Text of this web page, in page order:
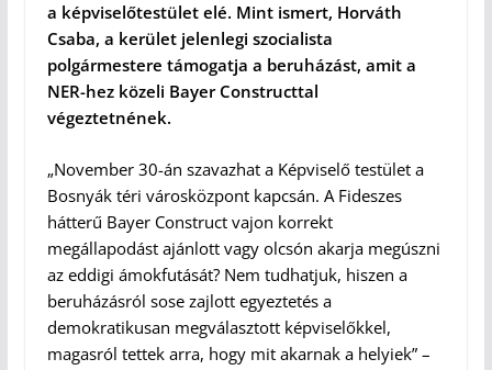
a képviselőtestület elé. Mint ismert, Horváth
Csaba, a kerület jelenlegi szocialista
polgármestere támogatja a beruházást, amit a
NER-hez közeli Bayer Constructtal
végeztetnének.
„November 30-án szavazhat a Képviselő testület a
Bosnyák téri városközpont kapcsán. A Fideszes
hátterű Bayer Construct vajon korrekt
megállapodást ajánlott vagy olcsón akarja megúszni
az eddigi ámokfutását? Nem tudhatjuk, hiszen a
beruházásról sose zajlott egyeztetés a
demokratikusan megválasztott képviselőkkel,
magasról tettek arra, hogy mit akarnak a helyiek” –